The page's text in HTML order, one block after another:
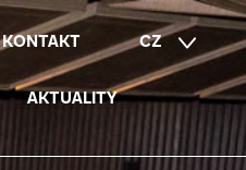
KONTAKT CZ
EN
AKTUALITY